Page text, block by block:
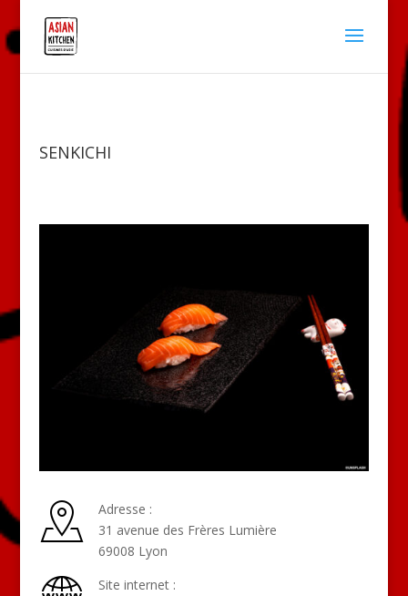
SENKICHI
Adresse :
31 avenue des Frères Lumière
69008 Lyon
Site internet :